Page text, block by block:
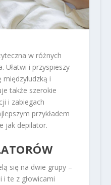
w różnych
Ułatwi i przyspieszy
międzyludzką i
także szerokie
i zabiegach
przykładem
jak depilator.
się na dwie grupy –
i te z głowicami